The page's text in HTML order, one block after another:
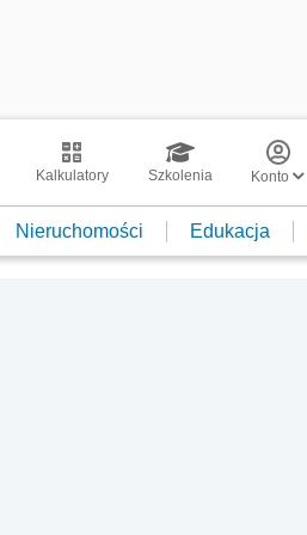
Kalkulatory Szkolenia Konto
Nieruchomości Edukacja